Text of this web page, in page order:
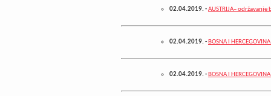
02.04.2019.-AUSTRIJA–
02.04.2019.-BOSNA I
02.04.2019.- BOSNA I